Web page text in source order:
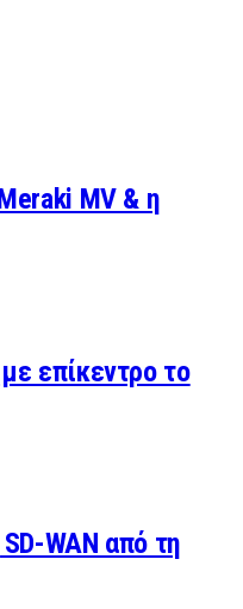
MV & η
επίκεντρο το
WAN από τη